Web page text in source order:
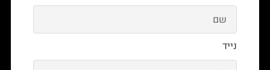
נייד